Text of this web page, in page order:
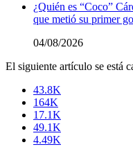
¿Quién es “Coco”
que metió su primer
04/08/2026
El siguiente artículo se está
43.8K
164K
17.1K
49.1K
4.49K